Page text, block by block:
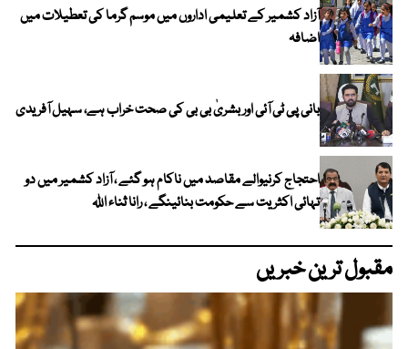
آزاد کشمیر کے تعلیمی اداروں میں موسم گرما کی تعطیلات میں
اضافہ
بانی پی ٹی آئی اور بشریٰ بی بی کی صحت خراب ہے، سہیل آفریدی
احتجاج کرنیوالے مقاصد میں ناکام ہو گئے ، آزاد کشمیر میں دو
تہائی اکثریت سے حکومت بنائینگے ، رانا ثناء اللہ
مقبول ترین خبریں